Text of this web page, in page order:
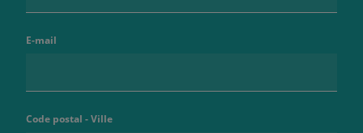
E-mail
Code postal - Ville